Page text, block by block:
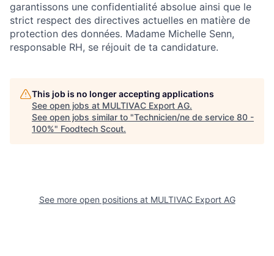
garantissons une confidentialité absolue ainsi que le
strict respect des directives actuelles en matière de
protection des données. Madame Michelle Senn,
responsable RH, se réjouit de ta candidature.
This job is no longer accepting applications
See open jobs at MULTIVAC Export AG.
See open jobs similar to "Technicien/ne de service 80 -
100%" Foodtech Scout.
See more open positions at MULTIVAC Export AG